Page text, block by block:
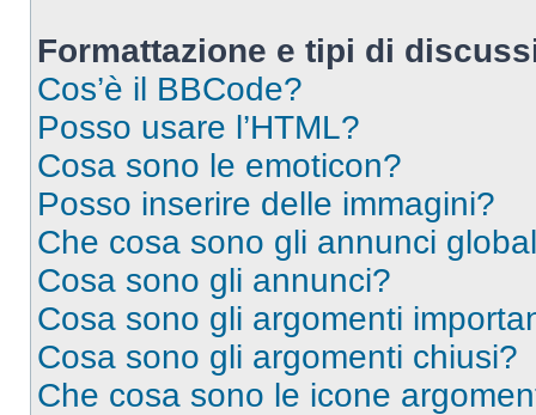
Formattazione e tipi di
Cos’è il BBCode?
Posso usare l’HTML?
Cosa sono le emoticon?
Posso inserire delle immagini?
Che cosa sono gli annunci
Cosa sono gli annunci?
Cosa sono gli argomenti
Cosa sono gli argomenti chiusi?
Che cosa sono le icone